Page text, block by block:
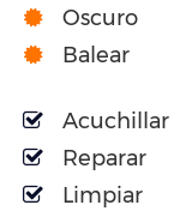
Oscuro
Balear
Acuchillar
Reparar
Limpiar